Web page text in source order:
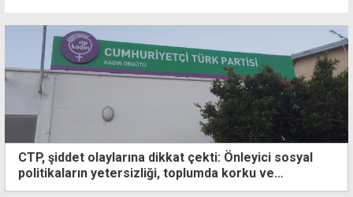
CTP, şiddet olaylarına dikkat çekti: Önleyici sosyal
politikaların yetersizliği, toplumda korku ve
güvensizlik yaratıyor